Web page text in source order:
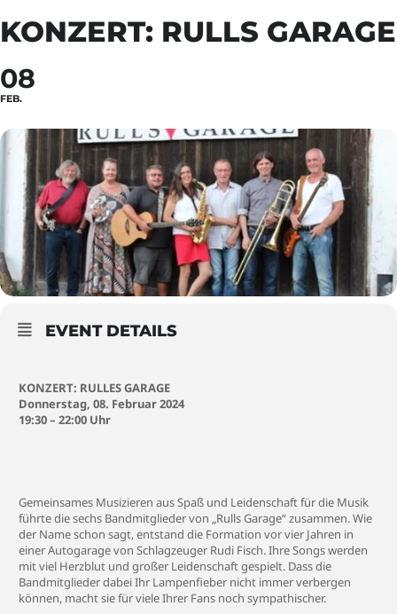
KONZERT: RULLS GARAGE
08
FEB.
EVENT DETAILS
KONZERT: RULLES GARAGE
Donnerstag, 08. Februar 2024
19:30 – 22:00 Uhr
Gemeinsames Musizieren aus Spaß und Leidenschaft für die Musik
führte die sechs Bandmitglieder von „Rulls Garage“ zusammen. Wie
der Name schon sagt, entstand die Formation vor vier Jahren in
einer Autogarage von Schlagzeuger Rudi Fisch. Ihre Songs werden
mit viel Herzblut und großer Leidenschaft gespielt. Dass die
Bandmitglieder dabei Ihr Lampenfieber nicht immer verbergen
können, macht sie für viele Ihrer Fans noch sympathischer.